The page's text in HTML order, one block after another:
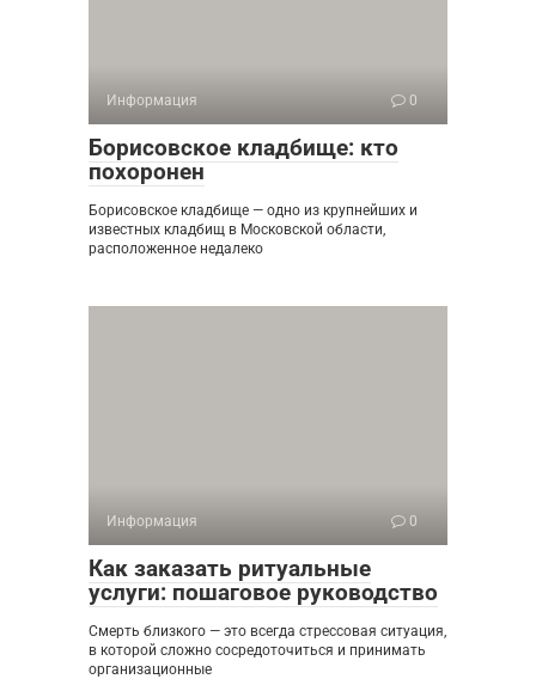
Информация 0
Борисовское кладбище: кто
похоронен
Борисовское кладбище — одно из крупнейших и
известных кладбищ в Московской области,
расположенное недалеко
Информация 0
Как заказать ритуальные
услуги: пошаговое руководство
Смерть близкого — это всегда стрессовая ситуация,
в которой сложно сосредоточиться и принимать
организационные